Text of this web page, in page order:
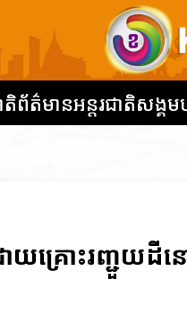
តិព័ត៌មានអន្តរជាតិសង្គម
យគ្រោះរញ្ជួយ